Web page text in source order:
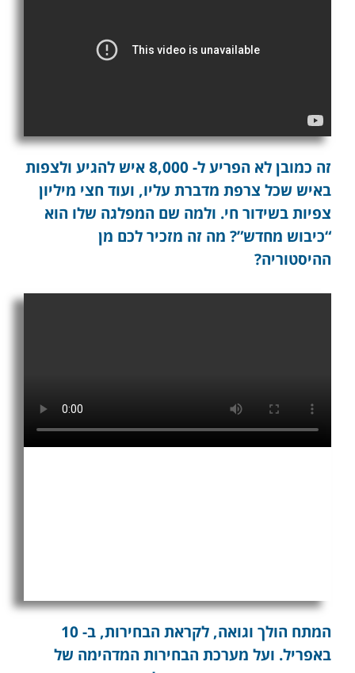
זה כמובן לא הפריע ל- 8,000 איש להגיע ולצפות
באיש שכל צרפת מדברת עליו, ועוד חצי מיליון
צפיות בשידור חי. ולמה שם המפלגה שלו הוא
“כיבוש מחדש”? מה זה מזכיר לכם מן
ההיסטוריה?
המתח הולך וגואה, לקראת הבחירות, ב- 10
באפריל. ועל מערכת הבחירות המדהימה של